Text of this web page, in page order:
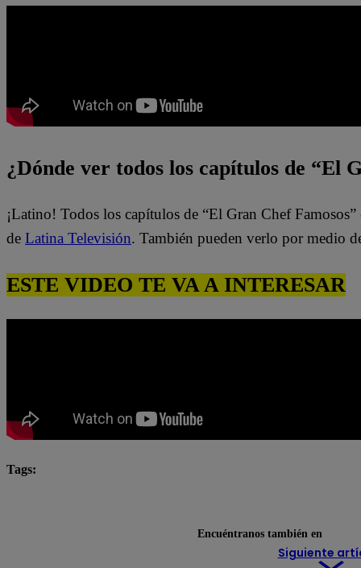
¿Dónde ver todos los capítulos de “El
¡Latino! Todos los capítulos de “El Gran Chef
de Latina Televisión. También pueden verlo por medio
ESTE VIDEO TE VA A INTERESAR
Tags:
Siguiente
Encuéntranos también en